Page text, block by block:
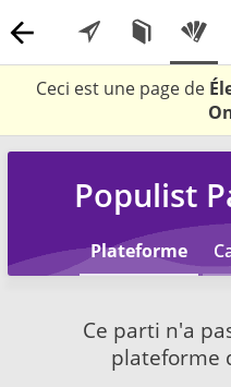
Ceci est une page de
Populist
Plateforme
Ce parti n'a
plateforme